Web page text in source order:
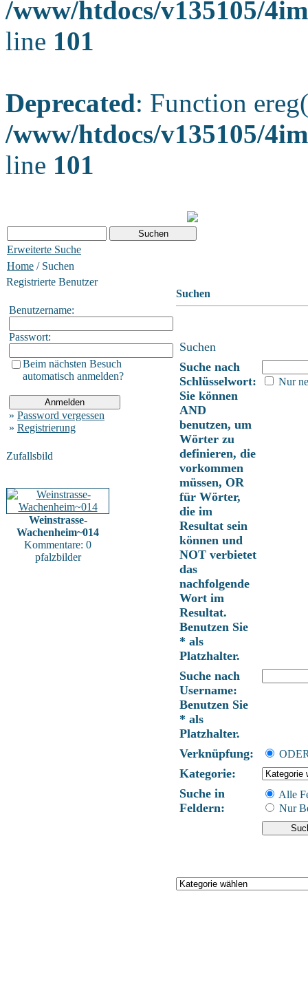
/www/htdocs/v135105/
line 101
Deprecated: Function
/www/htdocs/v135105/
line 101
Erweiterte Suche
Home / Suchen
Registrierte Benutzer
Benutzername:
Passwort:
Beim nächsten Besuch
automatisch anmelden?
» Password vergessen
» Registrierung
Zufallsbild
Weinstrasse-
Wachenheim~014
Kommentare: 0
pfalzbilder
Suchen
Suchen
Suche nach
Schlüsselwort:
Sie können
AND
benutzen, um
Wörter zu
definieren, die
vorkommen
müssen, OR
für Wörter,
die im
Resultat sein
können und
NOT verbietet
das
nachfolgende
Wort im
Resultat.
Benutzen Sie
* als
Platzhalter.
Nur
Suche nach
Username:
Benutzen Sie
* als
Platzhalter.
Verknüpfung:
Kategorie:
Suche in
Feldern:
Alle
Nur